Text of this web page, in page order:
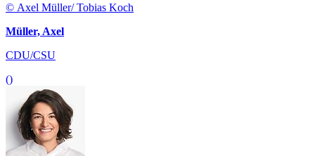
© Axel Müller/ Tobias Koch
Müller, Axel
CDU/CSU
()